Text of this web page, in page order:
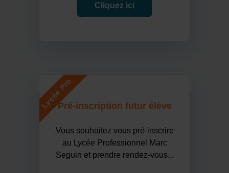
Cliquez ici
Lycée ProPré-inscription futur élève
Vous souhaitez vous pré-inscrire
au Lycée Professionnel Marc
Seguin et prendre rendez-vous...